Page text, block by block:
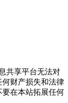
共享平台无法对
财产损失和法律
在本站拓展任何